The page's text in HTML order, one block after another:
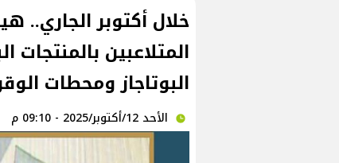
خلال أكتوبر الجاري..
المتلاعبين
البوتاجاز ومحطات
الأحد 12/أكتوبر/2025 - 09:10 م